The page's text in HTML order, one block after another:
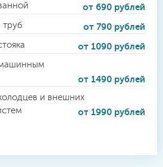
от 690 рублей
труб от 790 рублей
от 1090 рублей
машинным
от 1490 рублей
и внешних
от 1990 рублей